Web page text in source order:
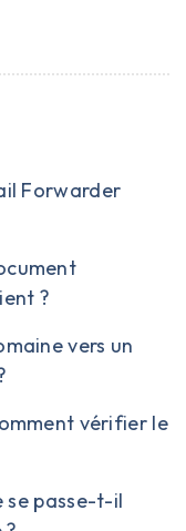
Forwarder
?
vers un
vérifier le
se passe-t-il